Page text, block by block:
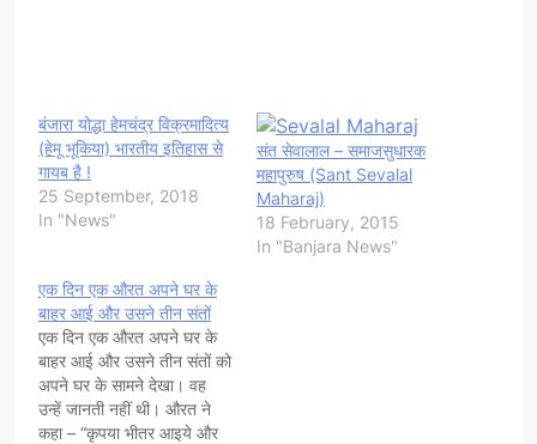
बंजारा योद्धा हेमचंद्र विक्रमादित्य
(हेमू भूकिया) भारतीय इतिहास से
गायब है !
25 September, 2018
In "News"
संत सेवालाल – समाजसुधारक
महापुरुष (Sant Sevalal
Maharaj)
18 February, 2015
In "Banjara News"
एक दिन एक औरत अपने घर के
बाहर आई और उसने तीन संतों
एक दिन एक औरत अपने घर के
बाहर आई और उसने तीन संतों को
अपने घर के सामने देखा। वह
उन्हें जानती नहीं थी। औरत ने
कहा – “कृपया भीतर आइये और